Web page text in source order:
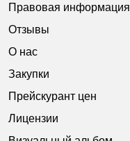
Правовая информация
Отзывы
О нас
Закупки
Прейскурант цен
Лицензии